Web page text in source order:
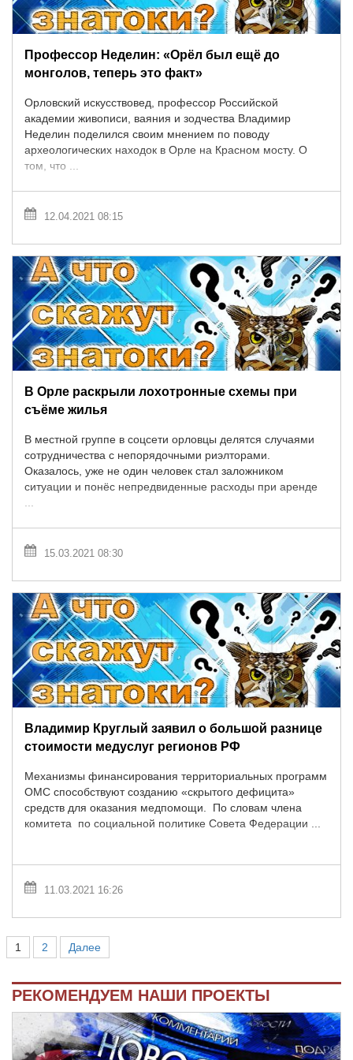
Профессор Неделин: «Орёл был ещё до
монголов, теперь это факт»
Орловский искусствовед, профессор Российской
академии живописи, ваяния и зодчества Владимир
Неделин поделился своим мнением по поводу
археологических находок в Орле на Красном мосту. О
том, что ...
12.04.2021 08:15
В Орле раскрыли лохотронные схемы при
съёме жилья
В местной группе в соцсети орловцы делятся случаями
сотрудничества с непорядочными риэлторами.
Оказалось, уже не один человек стал заложником
ситуации и понёс непредвиденные расходы при аренде
...
15.03.2021 08:30
Владимир Круглый заявил о большой разнице
стоимости медуслуг регионов РФ
Механизмы финансирования территориальных программ
ОМС способствуют созданию «скрытого дефицита»
средств для оказания медпомощи. По словам члена
комитета по социальной политике Совета Федерации ...
11.03.2021 16:26
1 2 Далее
РЕКОМЕНДУЕМ НАШИ ПРОЕКТЫ